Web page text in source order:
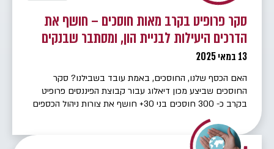
סקר פרופיט בקרב מאות חוסכים – חושף את
הדרכים היעילות לבניית הון, ומסתבר שבנקים
לא קשורים לזה.
13 במאי 2025
האם הכסף שלנו, החוסכים, באמת עובד בשבילנו? סקר
החוסכים שביצע מכון דיאלוג עבור קבוצת הפיננסים פרופיט
בקרב כ- 300 חוסכים בני 30+ חושף את צורות ניהול הכספים
של הישראלים ואת הדרך עם רמת שביעות הרצון הגבוהה
ביותר! מי מנהל את החסכונות שלנו? בישראל קיימים ערוצי
חיסכון רבים וממצאי הסקר הראו כי ל- 60% מהמשיבים יש […]